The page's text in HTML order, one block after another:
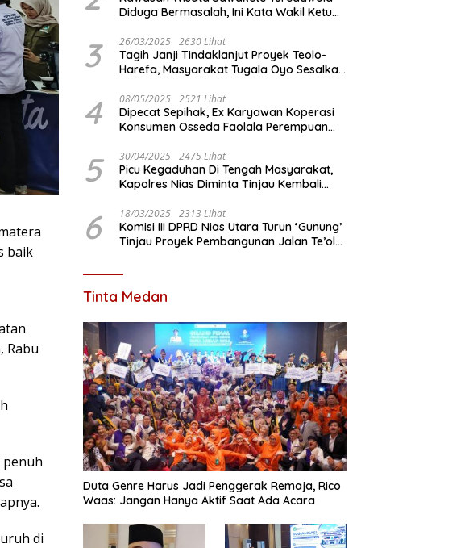
baik
Rabu
penuh
di
Diduga Bermasalah, Ini Kata Wakil Ketua
3 26/03/2025 2630 Lihat
Tagih Janji Tindaklanjut Proyek Teolo-
Harefa, Masyarakat Tugala Oyo Sesalkan
Utara
4 08/05/2025 2521 Lihat
Dipecat Sepihak, Ex Karyawan Koperasi
Konsumen Osseda Faolala Perempuan
5 30/04/2025 2475 Lihat
Picu Kegaduhan Di Tengah Masyarakat,
Kapolres Nias Diminta Tinjau Kembali
6 18/03/2025 2313 Lihat
Komisi III DPRD Nias Utara Turun ‘Gunung’
Tinjau Proyek Pembangunan Jalan Te’olo
Tinta Medan
Duta Genre Harus Jadi Penggerak Remaja, Rico
Waas: Jangan Hanya Aktif Saat Ada Acara